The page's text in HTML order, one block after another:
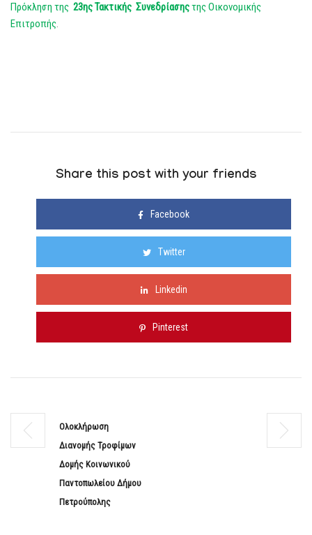
Πρόκληση της 23ης Τακτικής Συνεδρίασηςτης Οικονομικής
Επιτροπής.
Share this post with your friends
Facebook
Twitter
Linkedin
Pinterest
Ολοκλήρωση
Διανομής Τροφίμων
Δομής Κοινωνικού
Παντοπωλείου Δήμου
Πετρούπολης